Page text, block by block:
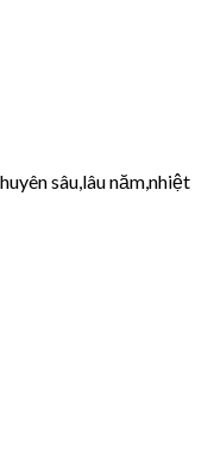
sâu,lâu năm,nhiệt